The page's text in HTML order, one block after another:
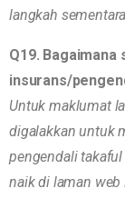
langkah
Q19.
insurans/
Untuk maklumat
digalakkan untuk
pengendali
naik di laman web